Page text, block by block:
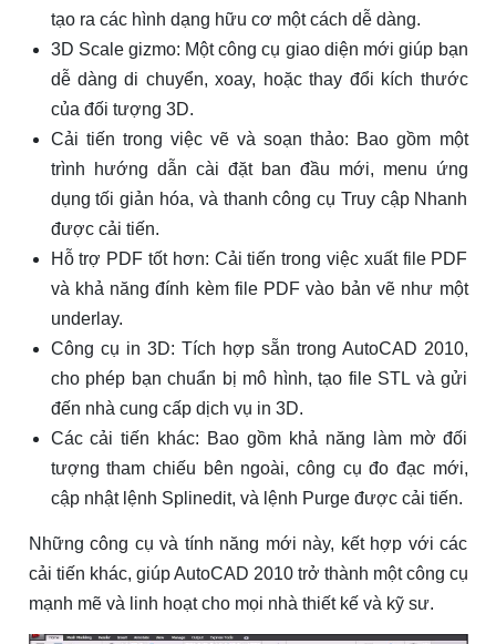
tạo ra các hình dạng hữu cơ một cách dễ dàng.
3D Scale gizmo: Một công cụ giao diện mới giúp bạn
dễ dàng di chuyển, xoay, hoặc thay đổi kích thước
của đối tượng 3D.
Cải tiến trong việc vẽ và soạn thảo: Bao gồm một
trình hướng dẫn cài đặt ban đầu mới, menu ứng
dụng tối giản hóa, và thanh công cụ Truy cập Nhanh
được cải tiến.
Hỗ trợ PDF tốt hơn: Cải tiến trong việc xuất file PDF
và khả năng đính kèm file PDF vào bản vẽ như một
underlay.
Công cụ in 3D: Tích hợp sẵn trong AutoCAD 2010,
cho phép bạn chuẩn bị mô hình, tạo file STL và gửi
đến nhà cung cấp dịch vụ in 3D.
Các cải tiến khác: Bao gồm khả năng làm mờ đối
tượng tham chiếu bên ngoài, công cụ đo đạc mới,
cập nhật lệnh Splinedit, và lệnh Purge được cải tiến.
Những công cụ và tính năng mới này, kết hợp với các
cải tiến khác, giúp AutoCAD 2010 trở thành một công cụ
mạnh mẽ và linh hoạt cho mọi nhà thiết kế và kỹ sư.